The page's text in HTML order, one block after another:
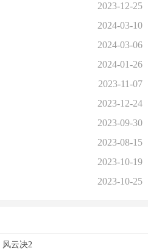
2023-12-25
2024-03-10
2024-03-06
2024-01-26
2023-11-07
2023-12-24
2023-09-30
2023-08-15
2023-10-19
2023-10-25
风云决2